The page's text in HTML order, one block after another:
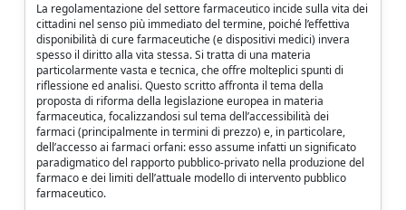
La regolamentazione del settore farmaceutico incide sulla vita dei
cittadini nel senso più immediato del termine, poiché l’effettiva
disponibilità di cure farmaceutiche (e dispositivi medici) invera
spesso il diritto alla vita stessa. Si tratta di una materia
particolarmente vasta e tecnica, che offre molteplici spunti di
riflessione ed analisi. Questo scritto affronta il tema della
proposta di riforma della legislazione europea in materia
farmaceutica, focalizzandosi sul tema dell’accessibilità dei
farmaci (principalmente in termini di prezzo) e, in particolare,
dell’accesso ai farmaci orfani: esso assume infatti un significato
paradigmatico del rapporto pubblico-privato nella produzione del
farmaco e dei limiti dell’attuale modello di intervento pubblico
farmaceutico.